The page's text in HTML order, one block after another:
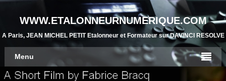
WWW.ETALONNEURNUMERIQUE.COM
A Paris, JEAN MICHEL PETIT Etalonneur et Formateur sur DAVINCI RESOLVE
Menu